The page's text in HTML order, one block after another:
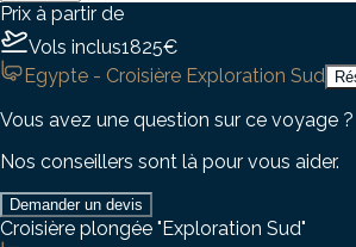
Prix à partir de
Vols inclus1825€
Egypte - Croisière Exploration Sud
Vous avez une question sur ce voyage ?
Nos conseillers sont là pour vous aider.
Demander un devis
Croisière plongée "Exploration Sud"